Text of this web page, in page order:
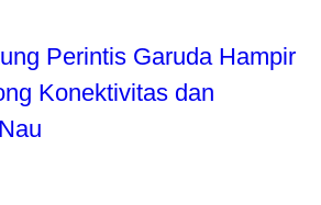
Perintis Garuda Hampir
Konektivitas dan